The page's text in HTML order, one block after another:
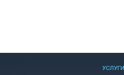
УСЛУГИ